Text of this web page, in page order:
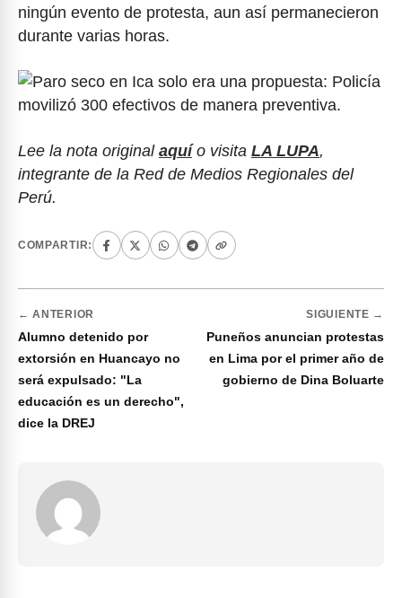
ningún evento de protesta, aun así permanecieron
durante varias horas.
Lee la nota original aquío visita LA LUPA,
integrante de la Red de Medios Regionales del
Perú.
COMPARTIR:
← ANTERIOR
Alumno detenido por
extorsión en Huancayo no
será expulsado: "La
educación es un derecho",
dice la DREJ
SIGUIENTE →
Puneños anuncian protestas
en Lima por el primer año de
gobierno de Dina Boluarte